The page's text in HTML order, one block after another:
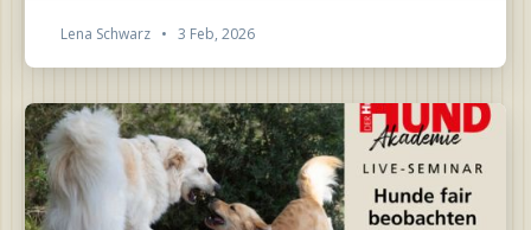
Lena Schwarz • 3 Feb, 2026